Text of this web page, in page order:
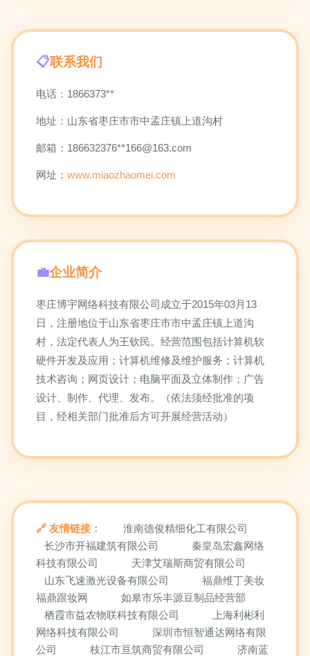
联系我们
电话：1866373**
地址：山东省枣庄市市中孟庄镇上道沟村
邮箱：186632376**166@163.com
网址： www.miaozhaomei.com
企业简介
枣庄博宇网络科技有限公司成立于2015年03月13
日，注册地位于山东省枣庄市市中孟庄镇上道沟
村，法定代表人为王钦民。经营范围包括计算机软
硬件开发及应用；计算机维修及维护服务；计算机
技术咨询；网页设计；电脑平面及立体制作；广告
设计、制作、代理、发布。（依法须经批准的项
目，经相关部门批准后方可开展经营活动）
友情链接：
淮南德俊精细化工有限公司
长沙市开福建筑有限公司
秦皇岛宏鑫网络
科技有限公司
天津艾瑞斯商贸有限公司
山东飞速激光设备有限公司
福鼎维丁美妆
福鼎跟妆网
如皋市乐丰源豆制品经营部
栖霞市益农物联科技有限公司
上海利彬利
网络科技有限公司
深圳市恒智通达网络有限
公司
枝江市亘筑商贸有限公司
济南蓝